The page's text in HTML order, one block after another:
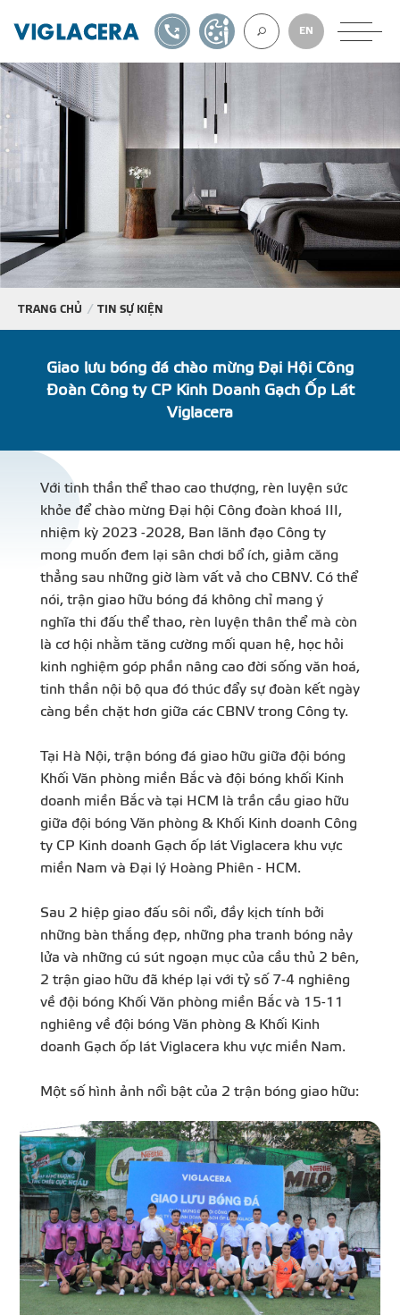
GẠCH ỐP LÁT
BÊ TÔNG KHÍ
KÊNH PHÂN
TIN SỰ KIỆN
TIN CHUYÊN MÔN
LIÊN HỆ - TƯ
EN
1900561582TỰ THIẾT KẾ
TRANG CHỦ TIN SỰ KIỆN
Giao lưu bóng đá chào mừng Đại Hội Công
Đoàn Công ty CP Kinh Doanh Gạch Ốp Lát
Viglacera
Với tinh thần thể thao cao thượng, rèn luyện sức
khỏe để chào mừng Đại hội Công đoàn khoá III,
nhiệm kỳ 2023 -2028, Ban lãnh đạo Công ty
mong muốn đem lại sân chơi bổ ích, giảm căng
thẳng sau những giờ làm vất vả cho CBNV. Có thể
nói, trận giao hữu bóng đá không chỉ mang ý
nghĩa thi đấu thể thao, rèn luyện thân thể mà còn
là cơ hội nhằm tăng cường mối quan hệ, học hỏi
kinh nghiệm góp phần nâng cao đời sống văn hoá,
tinh thần nội bộ qua đó thúc đẩy sự đoàn kết ngày
càng bền chặt hơn giữa các CBNV trong Công ty.
Tại Hà Nội, trận bóng đá giao hữu giữa đội bóng
Khối Văn phòng miền Bắc và đội bóng khối Kinh
doanh miền Bắc và tại HCM là trần cầu giao hữu
giữa đội bóng Văn phòng & Khối Kinh doanh Công
ty CP Kinh doanh Gạch ốp lát Viglacera khu vực
miền Nam và Đại lý Hoàng Phiên - HCM.
Sau 2 hiệp giao đấu sôi nổi, đầy kịch tính bởi
những bàn thắng đẹp, những pha tranh bóng nảy
lửa và những cú sút ngoạn mục của cầu thủ 2 bên,
2 trận giao hữu đã khép lại với tỷ số 7-4 nghiêng
về đội bóng Khối Văn phòng miền Bắc và 15-11
nghiêng về đội bóng Văn phòng & Khối Kinh
doanh Gạch ốp lát Viglacera khu vực miền Nam.
Một số hình ảnh nổi bật của 2 trận bóng giao hữu: